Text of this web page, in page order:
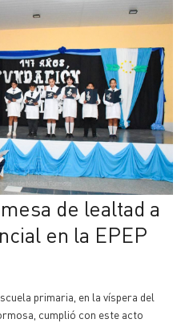
en la EPEP
primaria, en la víspera del
cumplió con este acto